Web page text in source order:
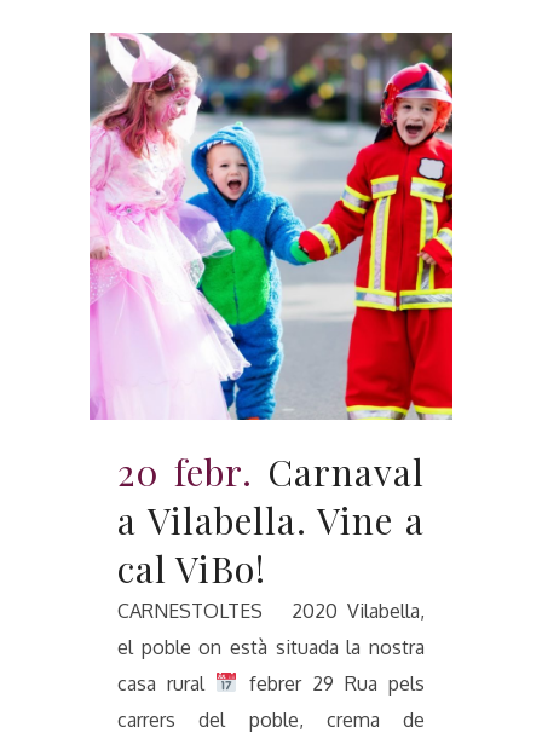
20 febr. Carnaval
a Vilabella. Vine a
cal ViBo!
CARNESTOLTES 2020 Vilabella,
el poble on està situada la nostra
casa rural
febrer 29 Rua pels
carrers del poble, crema de